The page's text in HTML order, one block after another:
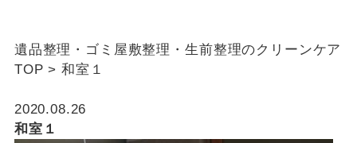
遺品整理・ゴミ屋敷整理・生前整理のクリーンケア
TOP > 和室１
2020.08.26
和室１